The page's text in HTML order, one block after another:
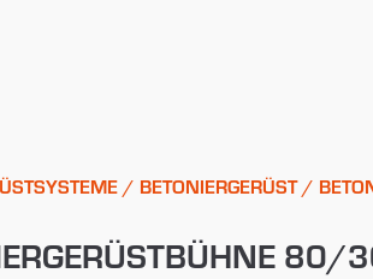
/ BETONIERGERÜST/
80/